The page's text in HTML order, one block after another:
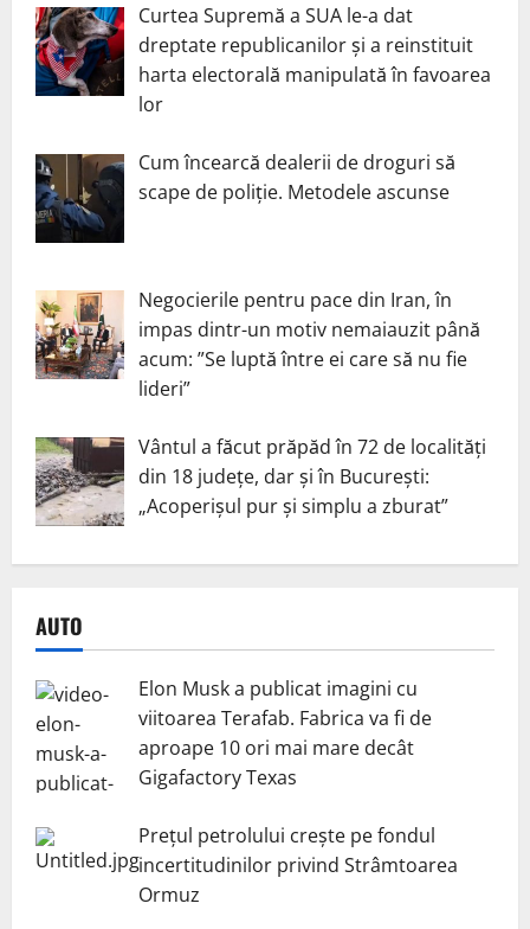
Curtea Supremă a SUA le-a dat
dreptate republicanilor și a reinstituit
harta electorală manipulată în favoarea
lor
Cum încearcă dealerii de droguri să
scape de poliție. Metodele ascunse
Negocierile pentru pace din Iran, în
impas dintr-un motiv nemaiauzit până
acum: ”Se luptă între ei care să nu fie
lideri”
Vântul a făcut prăpăd în 72 de localități
din 18 județe, dar și în București:
„Acoperișul pur și simplu a zburat”
AUTO
Elon Musk a publicat imagini cu
viitoarea Terafab. Fabrica va fi de
aproape 10 ori mai mare decât
Gigafactory Texas
Prețul petrolului crește pe fondul
incertitudinilor privind Strâmtoarea
Ormuz